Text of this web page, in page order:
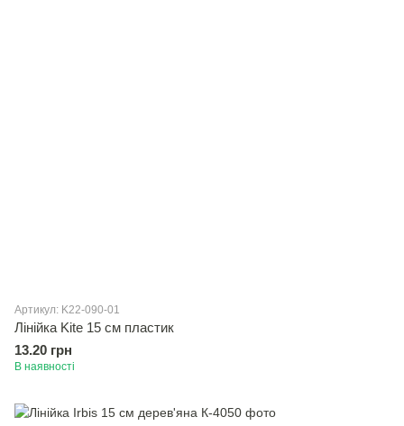
Артикул: K22-090-01
Лінійка Kite 15 см пластик
13.20 грн
В наявності